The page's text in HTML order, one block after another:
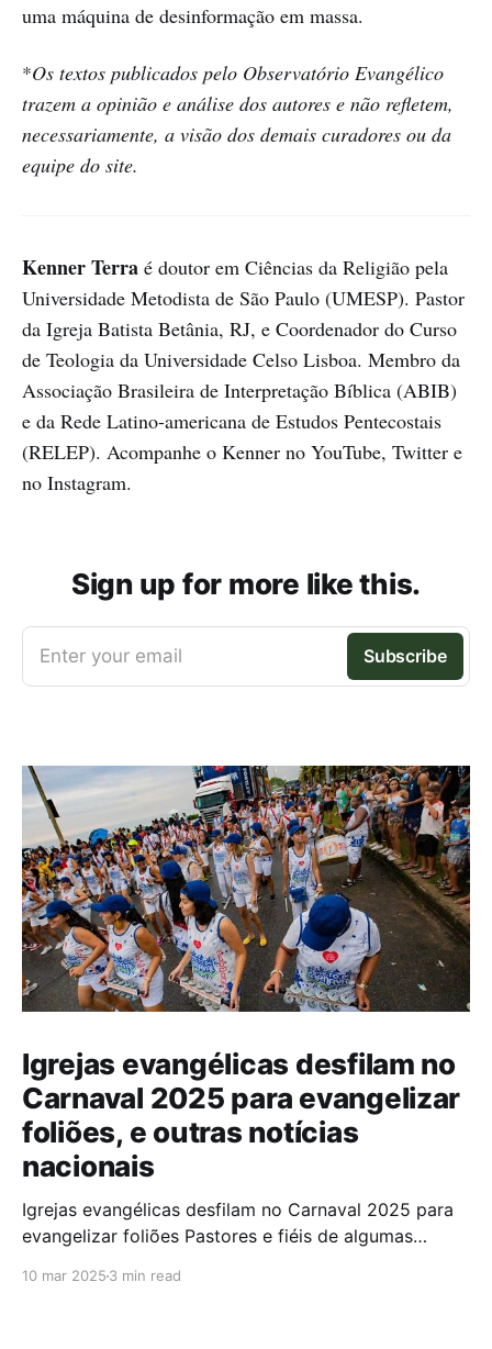
uma máquina de desinformação em massa.
*Os textos publicados pelo Observatório Evangélico
trazem a opinião e análise dos autores e não refletem,
necessariamente, a visão dos demais curadores ou da
equipe do site.
Kenner Terra é doutor em Ciências da Religião pela
Universidade Metodista de São Paulo (UMESP). Pastor
da Igreja Batista Betânia, RJ, e Coordenador do Curso
de Teologia da Universidade Celso Lisboa. Membro da
Associação Brasileira de Interpretação Bíblica (ABIB)
e da Rede Latino-americana de Estudos Pentecostais
(RELEP). Acompanhe o Kenner no YouTube, Twitter e
no Instagram.
Sign up for more like this.
Enter your email Subscribe
Igrejas evangélicas desfilam no
Carnaval 2025 para evangelizar
foliões, e outras notícias
nacionais
Igrejas evangélicas desfilam no Carnaval 2025 para
evangelizar foliões Pastores e fiéis de algumas
10 mar 2025 3 min read